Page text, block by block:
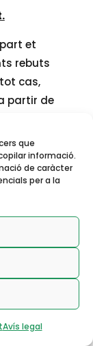
que
informació.
de caràcter
per a la
Avís legal
et
rebuts
cas,
partir de
una
de l’
cap
dirigides